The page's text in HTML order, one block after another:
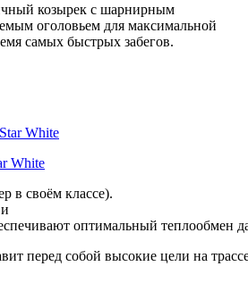
козырек с шарнирным
оголовьем для максимальной
самых быстрых забегов.
White
в своём классе).
и
оптимальный теплообмен
перед собой высокие цели на